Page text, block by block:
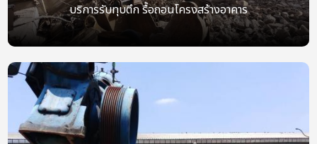
บริการรับทุบตึก รื้อถอนโครงสร้างอาคาร